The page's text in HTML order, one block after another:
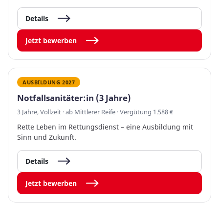
Details
Jetzt bewerben
AUSBILDUNG 2027
Notfallsanitäter:in (3 Jahre)
3 Jahre, Vollzeit · ab Mittlerer Reife · Vergütung 1.588 €
Rette Leben im Rettungsdienst – eine Ausbildung mit
Sinn und Zukunft.
Details
Jetzt bewerben